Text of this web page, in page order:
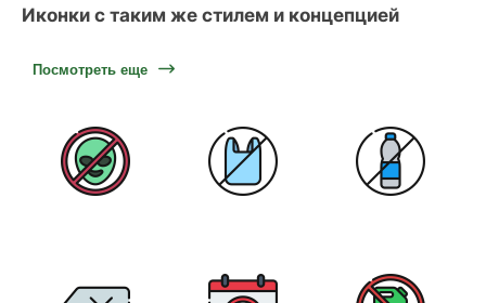
Иконки с таким же стилем и концепцией
Посмотреть еще